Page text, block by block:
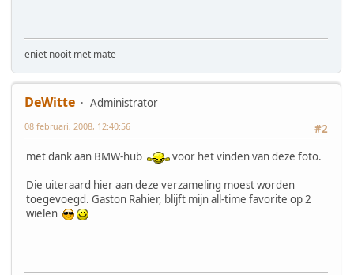
eniet nooit met mate
DeWitte
Administrator
#2
08 februari, 2008, 12:40:56
met dank aan BMW-hub
voor het vinden van deze foto.
Die uiteraard hier aan deze verzameling moest worden
toegevoegd. Gaston Rahier, blijft mijn all-time favorite op 2
wielen